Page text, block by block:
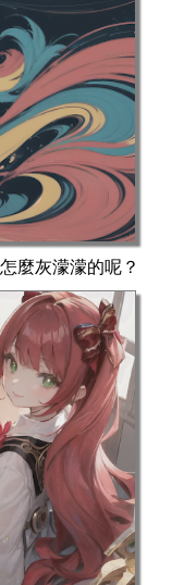
麼灰濛濛的呢？